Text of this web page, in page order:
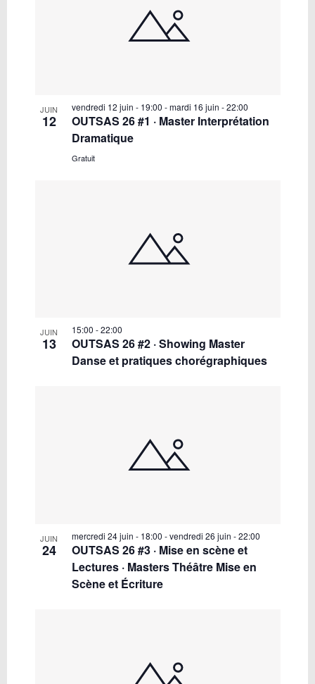
JUIN
12
vendredi 12 juin - 19:00 -mardi 16 juin - 22:00
OUTSAS 26 #1 · Master Interprétation
Dramatique
Gratuit
JUIN
13
15:00 -22:00
OUTSAS 26 #2 · Showing Master
Danse et pratiques chorégraphiques
JUIN
24
mercredi 24 juin - 18:00 -vendredi 26 juin - 22:00
OUTSAS 26 #3 · Mise en scène et
Lectures · Masters Théâtre Mise en
Scène et Écriture